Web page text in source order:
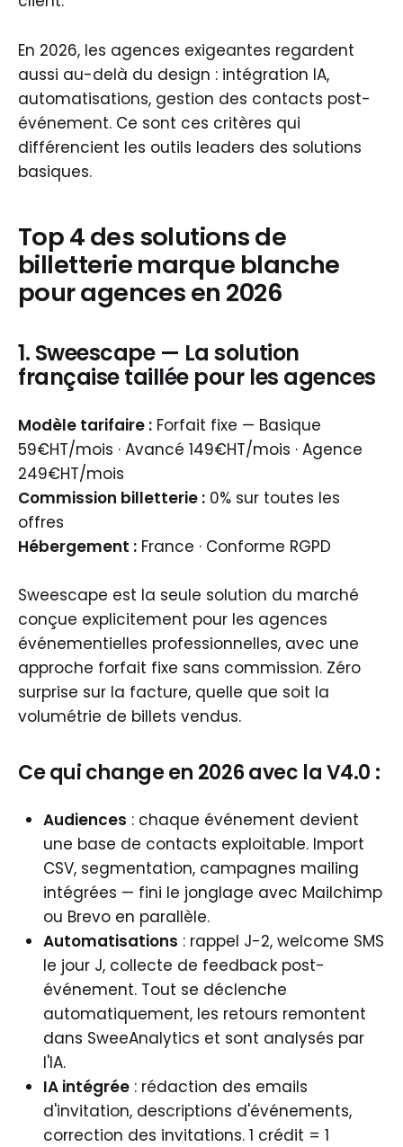
En 2026, les agences exigeantes regardent
aussi au-delà du design : intégration IA,
automatisations, gestion des contacts post-
événement. Ce sont ces critères qui
différencient les outils leaders des solutions
basiques.
Top 4 des solutions de
billetterie marque blanche
pour agences en 2026
1. Sweescape — La solution
française taillée pour les agences
Modèle tarifaire : Forfait fixe — Basique
59€HT/mois · Avancé 149€HT/mois · Agence
249€HT/mois
Commission billetterie : 0% sur toutes les
offres
Hébergement : France · Conforme RGPD
Sweescape est la seule solution du marché
conçue explicitement pour les agences
événementielles professionnelles, avec une
approche forfait fixe sans commission. Zéro
surprise sur la facture, quelle que soit la
volumétrie de billets vendus.
Ce qui change en 2026 avec la V4.0 :
Audiences : chaque événement devient
une base de contacts exploitable. Import
CSV, segmentation, campagnes mailing
intégrées — fini le jonglage avec Mailchimp
ou Brevo en parallèle.
Automatisations : rappel J-2, welcome SMS
le jour J, collecte de feedback post-
événement. Tout se déclenche
automatiquement, les retours remontent
dans SweeAnalytics et sont analysés par
l'IA.
IA intégrée : rédaction des emails
d'invitation, descriptions d'événements,
correction des invitations. 1 crédit = 1